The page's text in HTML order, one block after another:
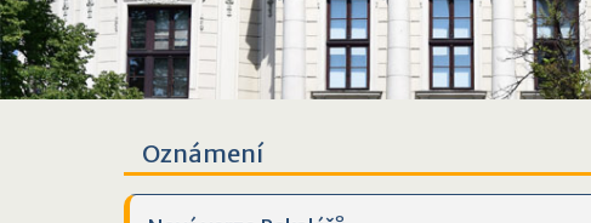
Oznámení